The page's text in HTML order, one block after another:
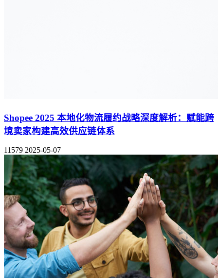
Shopee 2025 本地化物流履约战略深度解析：赋能跨
境卖家构建高效供应链体系
11579 2025-05-07